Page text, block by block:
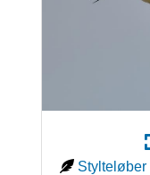
Stylteløber